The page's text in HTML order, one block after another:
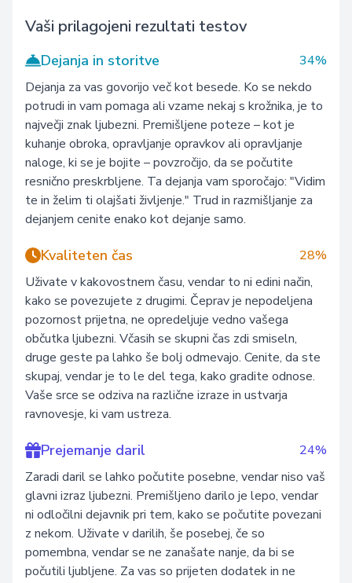
Vaši prilagojeni rezultati testov
Dejanja in storitve
34%
Dejanja za vas govorijo več kot besede. Ko se nekdo
potrudi in vam pomaga ali vzame nekaj s krožnika, je to
največji znak ljubezni. Premišljene poteze – kot je
kuhanje obroka, opravljanje opravkov ali opravljanje
naloge, ki se je bojite – povzročijo, da se počutite
resnično preskrbljene. Ta dejanja vam sporočajo: "Vidim
te in želim ti olajšati življenje." Trud in razmišljanje za
dejanjem cenite enako kot dejanje samo.
Kvaliteten čas
28%
Uživate v kakovostnem času, vendar to ni edini način,
kako se povezujete z drugimi. Čeprav je nepodeljena
pozornost prijetna, ne opredeljuje vedno vašega
občutka ljubezni. Včasih se skupni čas zdi smiseln,
druge geste pa lahko še bolj odmevajo. Cenite, da ste
skupaj, vendar je to le del tega, kako gradite odnose.
Vaše srce se odziva na različne izraze in ustvarja
ravnovesje, ki vam ustreza.
Prejemanje daril
24%
Zaradi daril se lahko počutite posebne, vendar niso vaš
glavni izraz ljubezni. Premišljeno darilo je lepo, vendar
ni odločilni dejavnik pri tem, kako se počutite povezani
z nekom. Uživate v darilih, še posebej, če so
pomembna, vendar se ne zanašate nanje, da bi se
počutili ljubljene. Za vas so prijeten dodatek in ne